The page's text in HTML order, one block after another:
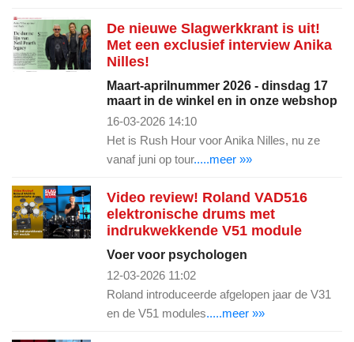
De nieuwe Slagwerkkrant is uit!
Met een exclusief interview Anika
Nilles!
Maart-aprilnummer 2026 - dinsdag 17
maart in de winkel en in onze webshop
16-03-2026 14:10
Het is Rush Hour voor Anika Nilles, nu ze
vanaf juni op tour.....meer »»
Video review! Roland VAD516
elektronische drums met
indrukwekkende V51 module
Voer voor psychologen
12-03-2026 11:02
Roland introduceerde afgelopen jaar de V31
en de V51 modules.....meer »»